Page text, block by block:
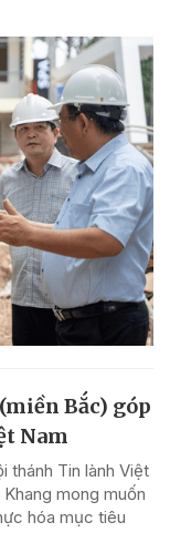
Bắc) góp
Nam
thánh Tin lành Việt
mong muốn
hóa mục tiêu